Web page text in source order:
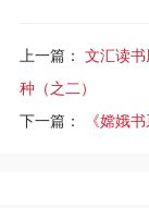
上一篇：
文汇读
种（之二）
下一篇：
《嫦娥